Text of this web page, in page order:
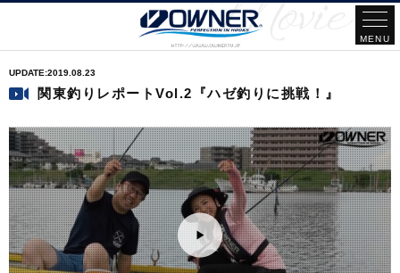
2019.08.23
関東釣りレポートVol.2『ハゼ釣りに挑戦！』